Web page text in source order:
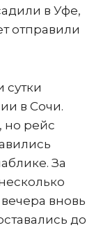
в Уфе,
отправили
сутки
в Сочи.
но рейс
За
вновь
до